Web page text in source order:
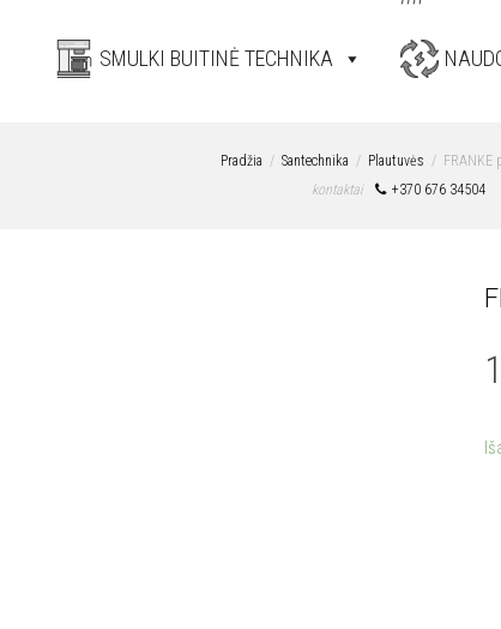
SMULKI BUITINĖ TECHNIKA
Pradžia Santechnika Plautuvės
FRANKE
kontaktai
+370 676 34504